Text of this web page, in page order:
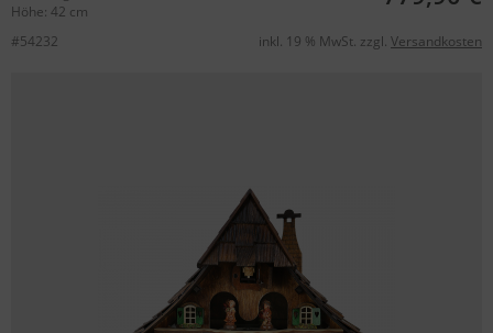
Höhe: 42 cm
#54232 inkl. 19 % MwSt. zzgl. Versandkosten